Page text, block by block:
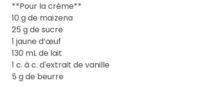
**Pour la crème**
10 g de maïzena
25 g de sucre
1 jaune d’œuf
130 mL de lait
1 c. à c. d'extrait de vanille
5 g de beurre